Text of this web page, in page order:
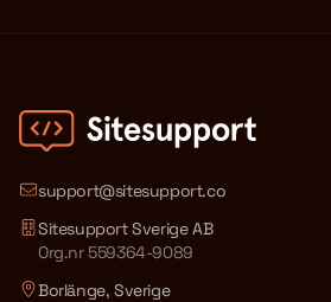
support@sitesupport.co
Sitesupport Sverige AB
Org.nr 559364-9089
Borlänge, Sverige